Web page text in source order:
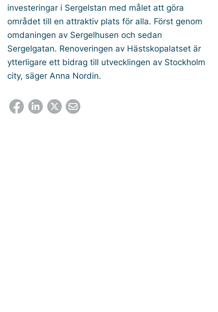
investeringar i Sergelstan med målet att göra
området till en attraktiv plats för alla. Först genom
omdaningen av Sergelhusen och sedan
Sergelgatan. Renoveringen av Hästskopalatset är
ytterligare ett bidrag till utvecklingen av Stockholm
city, säger Anna Nordin.